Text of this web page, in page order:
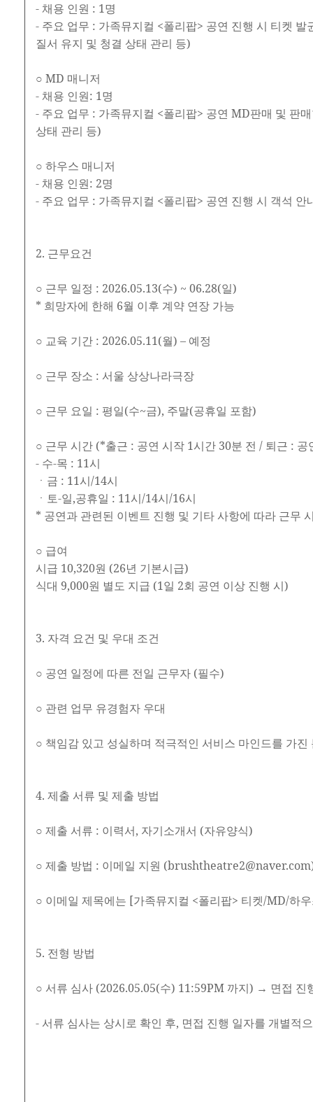
- 채용 인원 : 1명
- 주요 업무 : 가족뮤지컬 <폴리팝> 공연 진행 시 티켓
질서 유지 및 청결 상태 관리 등)
○ MD 매니저
- 채용 인원: 1명
- 주요 업무 : 가족뮤지컬 <폴리팝> 공연 MD판매 및 판
상태 관리 등)
○ 하우스 매니저
- 채용 인원: 2명
- 주요 업무 : 가족뮤지컬 <폴리팝> 공연 진행 시 객석
2. 근무요건
○ 근무 일정 : 2026.05.13(수) ~ 06.28(일)
* 희망자에 한해 6월 이후 계약 연장 가능
○ 교육 기간 : 2026.05.11(월) – 예정
○ 근무 장소 : 서울 상상나라극장
○ 근무 요일 : 평일(수~금), 주말(공휴일 포함)
○ 근무 시간 (*출근 : 공연 시작 1시간 30분 전 / 퇴근 : 공
- 수-목 : 11시
ㆍ금 : 11시/14시
ㆍ토-일,공휴일 : 11시/14시/16시
* 공연과 관련된 이벤트 진행 및 기타 사항에 따라 근무
○ 급여
시급 10,320원 (26년 기본시급)
식대 9,000원 별도 지급 (1일 2회 공연 이상 진행 시)
3. 자격 요건 및 우대 조건
○ 공연 일정에 따른 전일 근무자 (필수)
○ 관련 업무 유경험자 우대
○ 책임감 있고 성실하며 적극적인 서비스 마인드를 가진
4. 제출 서류 및 제출 방법
○ 제출 서류 : 이력서, 자기소개서 (자유양식)
○ 제출 방법 : 이메일 지원
○ 이메일 제목에는 [가족뮤지컬 <폴리팝> 티켓/MD/하
5. 전형 방법
○ 서류 심사 (2026.05.05(수) 11:59PM 까지) → 면접
- 서류 심사는 상시로 확인 후, 면접 진행 일자를 개별적